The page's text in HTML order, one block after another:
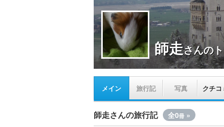
師走さんの
メイン 旅行記 写真 クチコ
師走さんの旅行記 全0冊 »